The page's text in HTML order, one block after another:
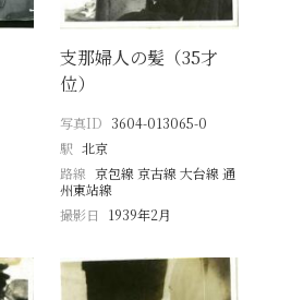
支那婦人の髪（35才
位）
写真ID 3604-013065-0
駅 北京
路線 京包線 京古線 大台線 通
州東站線
撮影日
1939年2月